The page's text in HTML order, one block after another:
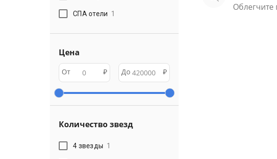
СПА отели 1
Цена
От ₽ До ₽
Количество звезд
4 звезды 1
Облегчите